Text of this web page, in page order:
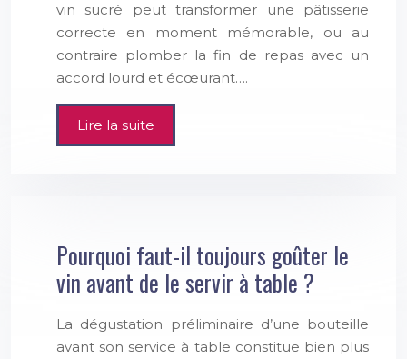
vin sucré peut transformer une pâtisserie
correcte en moment mémorable, ou au
contraire plomber la fin de repas avec un
accord lourd et écœurant….
Lire la suite
Pourquoi faut-il toujours goûter le
vin avant de le servir à table ?
La dégustation préliminaire d’une bouteille
avant son service à table constitue bien plus